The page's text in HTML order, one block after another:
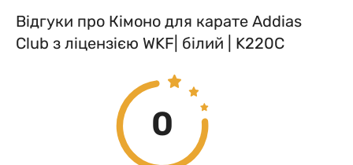
Відгуки про Кімоно для карате Addias
Club з ліцензією WKF| білий | K220C
0